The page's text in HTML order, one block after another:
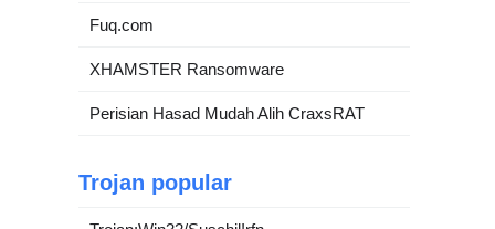
Fuq.com
XHAMSTER Ransomware
Perisian Hasad Mudah Alih CraxsRAT
Trojan popular